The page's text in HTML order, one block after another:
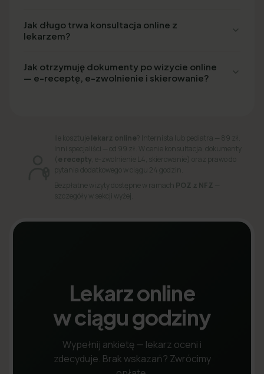
Jak długo trwa konsultacja online z
lekarzem?
Jak otrzymuję dokumenty po wizycie online
— e-receptę, e-zwolnienie i skierowanie?
Ile kosztujelekarz online ? Internista lub pediatra — 89 zł.
Inni specjaliści — od 99 zł. W cenie konsultacja, dokumenty
( e recepty , e-zwolnienie L4, skierowanie) oraz prawo do
pytania dodatkowego w ciągu 24 godzin.
Bezpłatne wizyty dostępne w ramach POZ z NFZ
szczegóły w sekcji wyżej.
Lekarz online
w ciągu godziny
Wypełnij ankietę — lekarz oceni i
zdecyduje. Brak wskazań? Zwrócimy